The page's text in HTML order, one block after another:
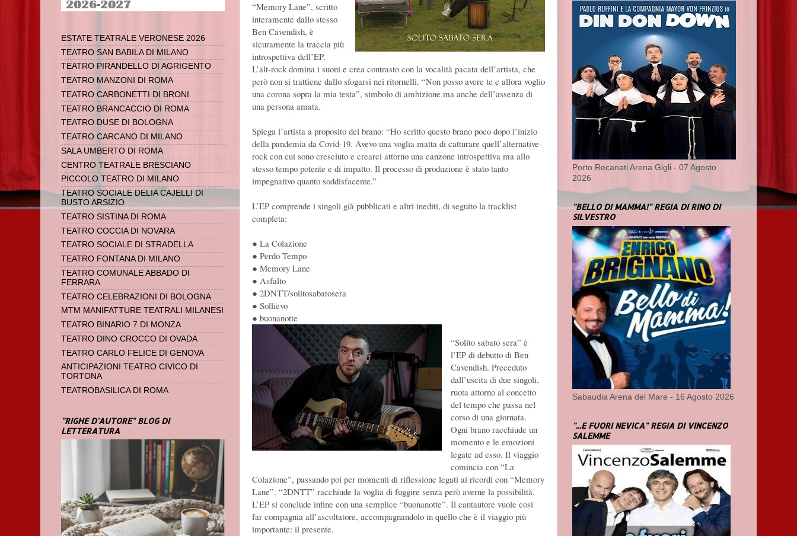
“Memory Lane”, scritto
interamente dallo stesso
Ben Cavendish, è
sicuramente la traccia più
introspettiva dell’EP.
L’alt-rock domina i suoni e crea contrasto con la vocalità pacata dell’artista, che
però non si trattiene dallo sfogarsi nei ritornelli. “Non posso avere te e allora voglio
una corona sopra la mia testa”, simbolo di ambizione ma anche dell’assenza di
una persona amata.
Spiega l’artista a proposito del brano: “Ho scritto questo brano poco dopo l’inizio
della pandemia da Covid-19. Avevo una voglia matta di catturare quell’alternative-
rock con cui sono cresciuto e crearci attorno una canzone introspettiva ma allo
stesso tempo potente e di impatto. Il processo di produzione è stato tanto
impegnativo quanto soddisfacente.”
L’EP comprende i singoli già pubblicati e altri inediti, di seguito la tracklist
completa:
● La Colazione
● Perdo Tempo
● Memory Lane
● Asfalto
● 2DNTT/solitosabatosera
● Sollievo
● buonanotte
“Solito sabato sera” è
l’EP di debutto di Ben
Cavendish. Preceduto
dall’uscita di due singoli,
ruota attorno al concetto
del tempo che passa nel
corso di una giornata.
Ogni brano racchiude un
momento e le emozioni
legate ad esso. Il viaggio
comincia con “La
Colazione”, passando poi per momenti di riflessione legati ai ricordi con “Memory
Lane”. “2DNTT” racchiude la voglia di fuggire senza però averne la possibilità.
L’EP si conclude infine con una semplice “buonanotte”. Il cantautore vuole così
far compagnia all’ascoltatore, accompagnandolo in quello che è il viaggio più
importante: il presente.
ESTATE TEATRALE VERONESE 2026
TEATRO SAN BABILA DI MILANO
TEATRO PIRANDELLO DI AGRIGENTO
TEATRO MANZONI DI ROMA
TEATRO CARBONETTI DI BRONI
TEATRO BRANCACCIO DI ROMA
TEATRO DUSE DI BOLOGNA
TEATRO CARCANO DI MILANO
SALA UMBERTO DI ROMA
CENTRO TEATRALE BRESCIANO
PICCOLO TEATRO DI MILANO
TEATRO SOCIALE DELIA CAJELLI DI
BUSTO ARSIZIO
TEATRO SISTINA DI ROMA
TEATRO COCCIA DI NOVARA
TEATRO SOCIALE DI STRADELLA
TEATRO FONTANA DI MILANO
TEATRO COMUNALE ABBADO DI
FERRARA
TEATRO CELEBRAZIONI DI BOLOGNA
MTM MANIFATTURE TEATRALI MILANESI
TEATRO BINARIO 7 DI MONZA
TEATRO DINO CROCCO DI OVADA
TEATRO CARLO FELICE DI GENOVA
ANTICIPAZIONI TEATRO CIVICO DI
TORTONA
TEATROBASILICA DI ROMA
"RIGHE D'AUTORE" BLOG DI
LETTERATURA
Porto Recanati Arena Gigli - 07 Agosto
2026
"BELLO DI MAMMA!" REGIA DI RINO DI
SILVESTRO
Sabaudia Arena del Mare - 16 Agosto 2026
"...E FUORI NEVICA" REGIA DI VINCENZO
SALEMME